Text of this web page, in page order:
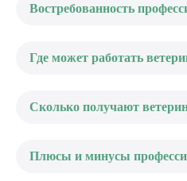
Востребованность
Где может работать
Сколько получают
Плюсы и минусы